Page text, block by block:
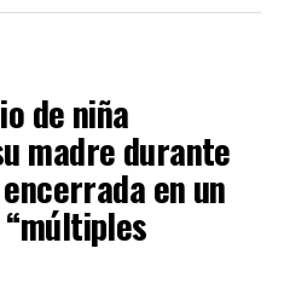
de niña
madre durante
en un